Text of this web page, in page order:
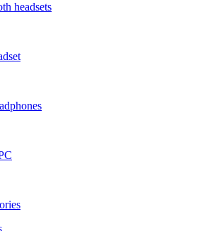
headsets